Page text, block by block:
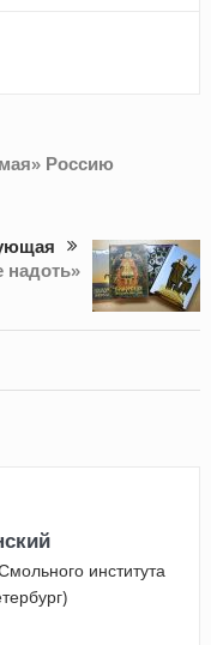
Россию
надоть»
института